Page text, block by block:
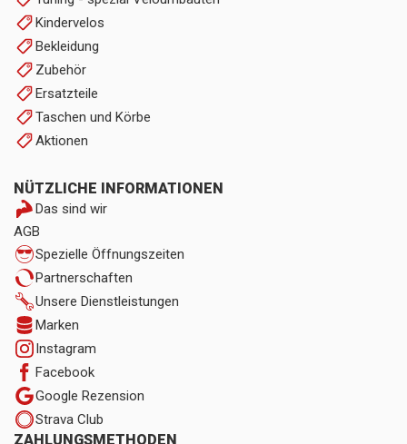
Kindervelos
Bekleidung
Zubehör
Ersatzteile
Taschen und Körbe
Aktionen
NÜTZLICHE INFORMATIONEN
Das sind wir
AGB
Spezielle Öffnungszeiten
Partnerschaften
Unsere Dienstleistungen
Marken
Instagram
Facebook
Google Rezension
Strava Club
ZAHLUNGSMETHODEN